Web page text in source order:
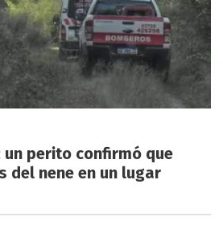
un perito confirmó que
del nene en un lugar